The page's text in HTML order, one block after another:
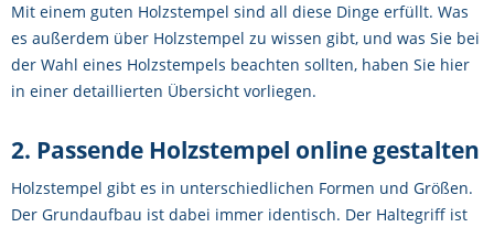
Mit einem guten Holzstempel sind all diese Dinge erfüllt. Was
es außerdem über Holzstempel zu wissen gibt, und was Sie bei
der Wahl eines Holzstempels beachten sollten, haben Sie hier
in einer detaillierten Übersicht vorliegen.
2. Passende Holzstempel online gestalten
Holzstempel gibt es in unterschiedlichen Formen und Größen.
Der Grundaufbau ist dabei immer identisch. Der Haltegriff ist